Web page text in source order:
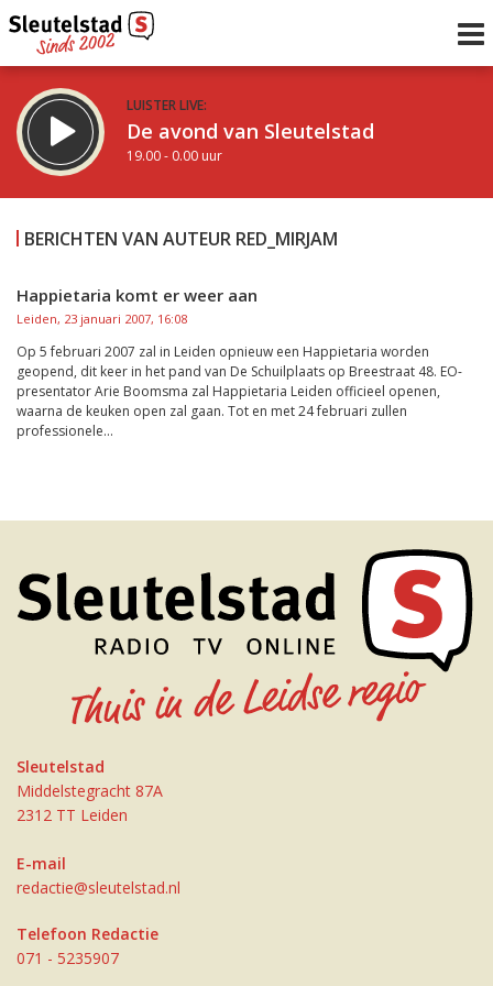
LUISTER LIVE:
De avond van Sleutelstad
19.00 - 0.00 uur
De nacht van Sleutelstad
Inklappen
BERICHTEN VAN AUTEUR RED_MIRJAM
Happietaria komt er weer aan
Leiden, 23 januari 2007, 16:08
Op 5 februari 2007 zal in Leiden opnieuw een Happietaria worden
geopend, dit keer in het pand van De Schuilplaats op Breestraat 48. EO-
presentator Arie Boomsma zal Happietaria Leiden officieel openen,
waarna de keuken open zal gaan. Tot en met 24 februari zullen
professionele...
Sleutelstad
Middelstegracht 87A
2312 TT Leiden
E-mail
redactie@sleutelstad.nl
Telefoon Redactie
071 - 5235907